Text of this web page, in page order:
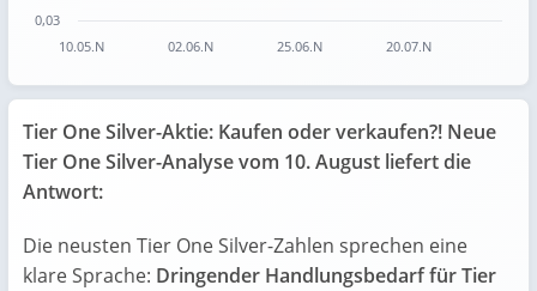
10.05.N 02.06.N 25.06.N 20.07.N
0,03
Tier One Silver-Aktie: Kaufen oder verkaufen?! Neue
Tier One Silver-Analyse vom 10. August liefert die
Antwort:
Die neusten Tier One Silver-Zahlen sprechen eine
klare Sprache: Dringender Handlungsbedarf für Tier